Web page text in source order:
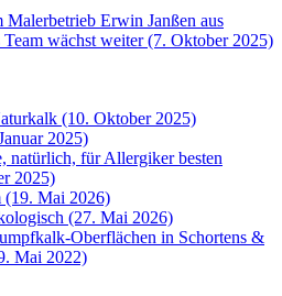
Erwin Janßen aus
Team wächst weiter (7. Oktober 2025)
(10. Oktober 2025)
2025)
natürlich, für Allergiker besten
2025)
(19. Mai 2026)
(27. Mai 2026)
Oberflächen in Schortens &
Mai 2022)